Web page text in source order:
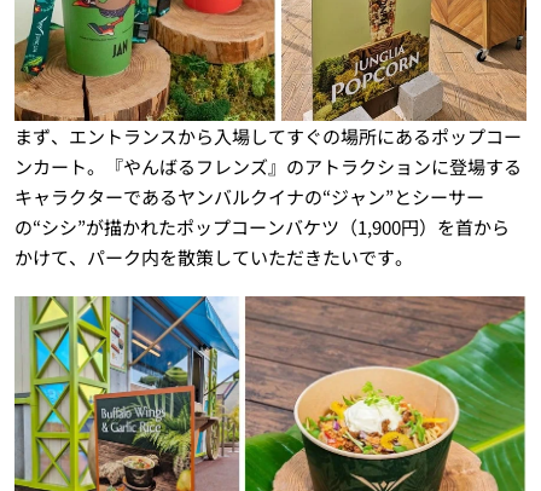
まず、エントランスから入場してすぐの場所にあるポップコー
ンカート。『やんばるフレンズ』のアトラクションに登場する
キャラクターであるヤンバルクイナの“ジャン”とシーサー
の“シシ”が描かれたポップコーンバケツ（1,900円）を首から
かけて、パーク内を散策していただきたいです。